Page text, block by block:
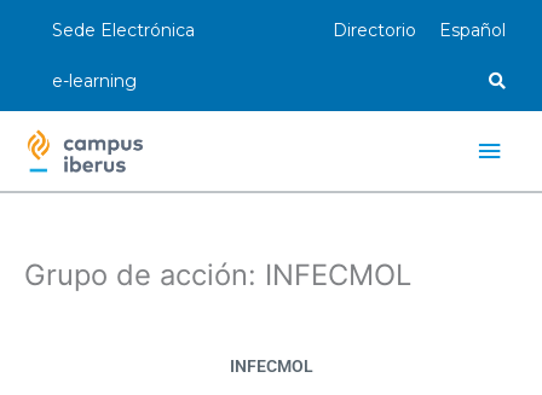
Sede Electrónica
e-learning
Directorio Español
Grupo de acción: INFECMOL
INFECMOL